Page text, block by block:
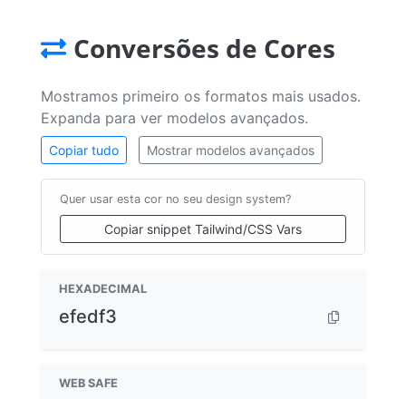
Conversões de Cores
Mostramos primeiro os formatos mais usados.
Expanda para ver modelos avançados.
Copiar tudo Mostrar modelos avançados
Quer usar esta cor no seu design system?
Copiar snippet Tailwind/CSS Vars
HEXADECIMAL
efedf3
WEB SAFE